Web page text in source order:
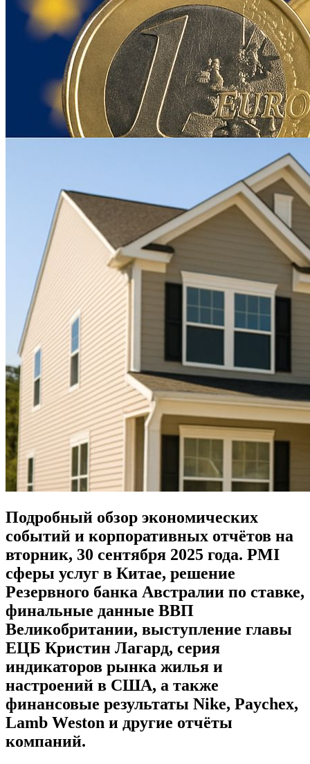
Подробный обзор экономических
событий и корпоративных отчётов на
вторник, 30 сентября 2025 года. PMI
сферы услуг в Китае, решение
Резервного банка Австралии по ставке,
финальные данные ВВП
Великобритании, выступление главы
ЕЦБ Кристин Лагард, серия
индикаторов рынка жилья и
настроений в США, а также
финансовые результаты Nike, Paychex,
Lamb Weston и другие отчёты
компаний.